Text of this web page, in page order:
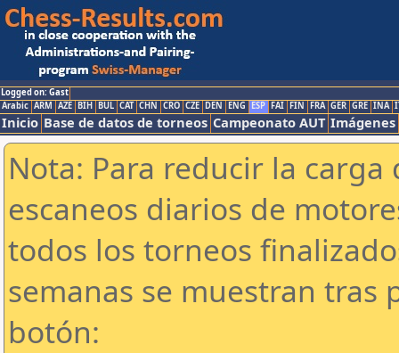
Logged on: Gast
Arabic ARM AZE BIH BUL CAT CHN CRO CZE DEN ENG ESP FAI FIN FRA GER GRE INA
Inicio Base de datos de torneos Campeonato AUT Imágenes
Nota: Para reducir la
escaneos diarios de
todos los torneos
semanas se muestran tras
botón: